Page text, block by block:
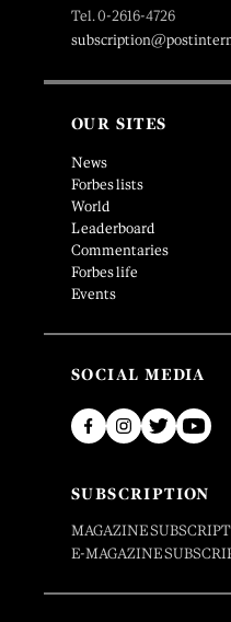
Tel. 0-2616-4726
OUR SITES
News
Forbes lists
World
Leaderboard
Commentaries
Forbes life
Events
SOCIAL MEDIA
SUBSCRIPTION
MAGAZINE
E-MAGAZINE